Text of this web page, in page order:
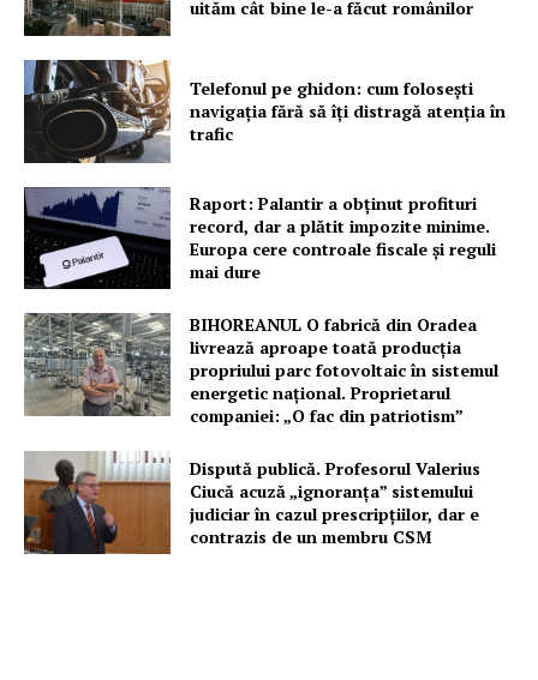
uităm cât bine le-a făcut românilor
Telefonul pe ghidon: cum folosești
navigația fără să îți distragă atenția în
trafic
Raport: Palantir a obținut profituri
record, dar a plătit impozite minime.
Europa cere controale fiscale și reguli
mai dure
BIHOREANUL O fabrică din Oradea
livrează aproape toată producția
propriului parc fotovoltaic în sistemul
energetic național. Proprietarul
companiei: „O fac din patriotism”
Dispută publică. Profesorul Valerius
Ciucă acuză „ignoranța” sistemului
judiciar în cazul prescripțiilor, dar e
contrazis de un membru CSM